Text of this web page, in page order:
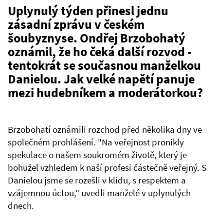
WhatsAppu
Uplynulý týden přinesl jednu
zásadní zprávu v českém
šoubyznyse. Ondřej Brzobohatý
oznámil, že ho čeká další rozvod -
tentokrát se současnou manželkou
Danielou. Jak velké napětí panuje
mezi hudebníkem a moderátorkou?
Brzobohatí oznámili rozchod před několika dny ve
společném prohlášení. "Na veřejnost pronikly
spekulace o našem soukromém životě, který je
bohužel vzhledem k naší profesi částečně veřejný. S
Danielou jsme se rozešli v klidu, s respektem a
vzájemnou úctou," uvedli manželé v uplynulých
dnech.